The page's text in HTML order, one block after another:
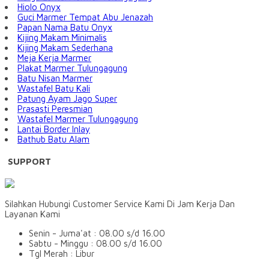
Hiolo Onyx
Guci Marmer Tempat Abu Jenazah
Papan Nama Batu Onyx
Kijing Makam Minimalis
Kijing Makam Sederhana
Meja Kerja Marmer
Plakat Marmer Tulungagung
Batu Nisan Marmer
Wastafel Batu Kali
Patung Ayam Jago Super
Prasasti Peresmian
Wastafel Marmer Tulungagung
Lantai Border Inlay
Bathub Batu Alam
SUPPORT
Silahkan Hubungi Customer Service Kami Di Jam Kerja Dan
Layanan Kami
Senin - Juma'at : 08.00 s/d 16.00
Sabtu - Minggu : 08.00 s/d 16.00
Tgl Merah : Libur